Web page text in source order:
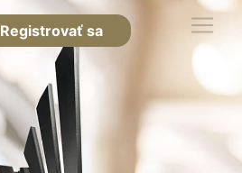
Registrovať sa